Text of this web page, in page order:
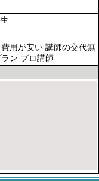
用が安い 講師の交代無
ン プロ講師